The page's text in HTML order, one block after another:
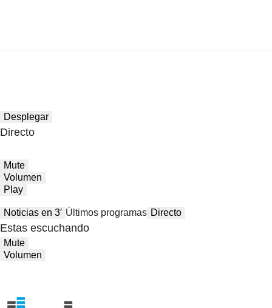
Desplegar
Directo
Mute
Volumen
Play
Noticias en 3′ Últimos programas Directo
Estas escuchando
Mute
Volumen